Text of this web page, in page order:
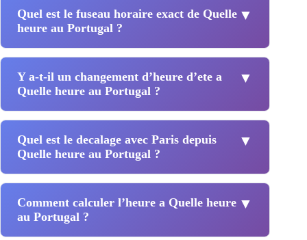
Quel est le fuseau horaire exact de Quelle
heure au Portugal ?
▼
Y a-t-il un changement d’heure d’ete a
Quelle heure au Portugal ?
▼
Quel est le decalage avec Paris depuis
Quelle heure au Portugal ?
▼
Comment calculer l’heure a Quelle heure
au Portugal ?
▼